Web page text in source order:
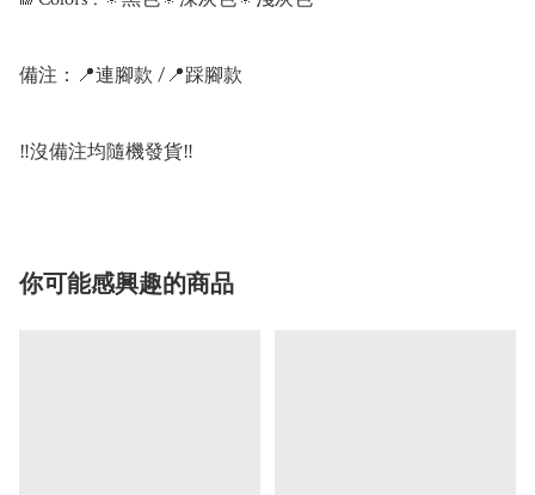
備注：📍連腳款 /📍踩腳款
‼️沒備注均隨機發貨‼️
你可能感興趣的商品